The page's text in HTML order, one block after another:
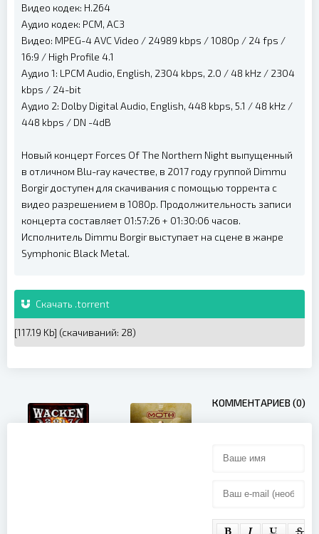
Видео кодек: H.264
Аудио кодек: PCM, AC3
Видео: MPEG-4 AVC Video / 24989 kbps / 1080p / 24 fps /
16:9 / High Profile 4.1
Аудио 1: LPCM Audio, English, 2304 kbps, 2.0 / 48 kHz / 2304
kbps / 24-bit
Аудио 2: Dolby Digital Audio, English, 448 kbps, 5.1 / 48 kHz /
448 kbps / DN -4dB
Новый концерт Forces Of The Northern Night выпущенный
в отличном Blu-ray качестве, в 2017 году группой Dimmu
Borgir доступен для скачивания с помощью торрента с
видео разрешением в 1080p. Продолжительность записи
концерта составляет 01:57:26 + 01:30:06 часов.
Исполнитель Dimmu Borgir выступает на сцене в жанре
Symphonic Black Metal.
Скачать .torrent
[117.19 Kb] (cкачиваний: 28)
КОММЕНТАРИЕВ (0)